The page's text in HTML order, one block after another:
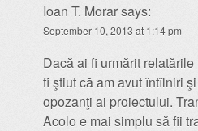
Ioan T. Morarsays:
September 10, 2013 at 1:14 pm
Dacă ai fi urmărit
fi ştiut că am avut întîlniri
opozanţi ai proiectului.
Acolo e mai simplu să fii